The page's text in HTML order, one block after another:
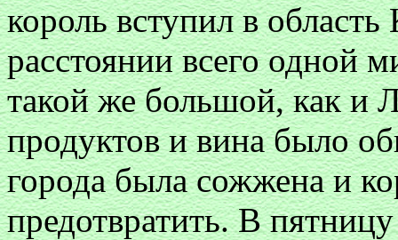
король вступил в
расстоянии всего одной
такой же большой, как и
продуктов и вина было
города была сожжена и
предотвратить. В